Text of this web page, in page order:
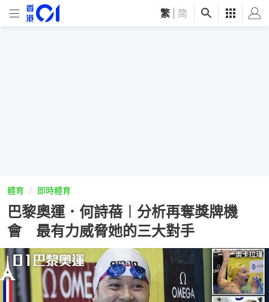
繁 简
體育 即時體育
巴黎奧運．何詩蓓︱分析再奪獎牌機
會 最有力威脅她的三大對手